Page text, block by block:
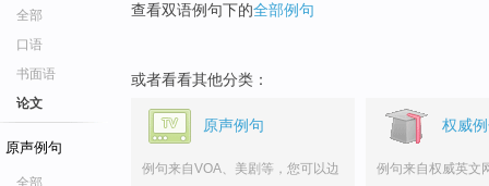
全部
口语
书面语
论文
原声例句
全部
查看双语例句下的全部例句
或者看看其他分类：
原声例句
例句来自VOA、美剧等，您可以边
权威
例句来自权威英文